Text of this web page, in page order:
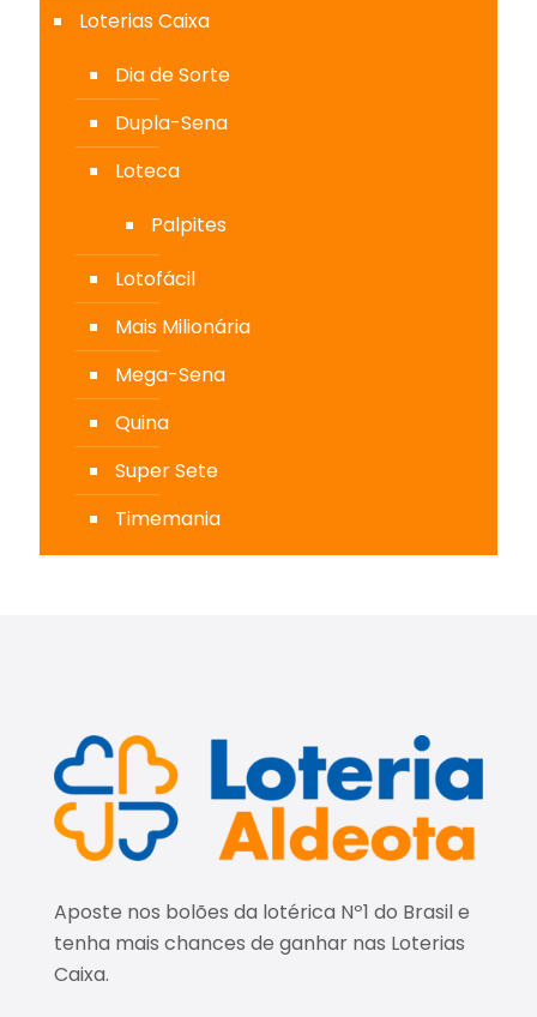
Loterias Caixa
Dia de Sorte
Dupla-Sena
Loteca
Palpites
Lotofácil
Mais Milionária
Mega-Sena
Quina
Super Sete
Timemania
Aposte nos bolões da lotérica Nº1 do Brasil e
tenha mais chances de ganhar nas Loterias
Caixa.